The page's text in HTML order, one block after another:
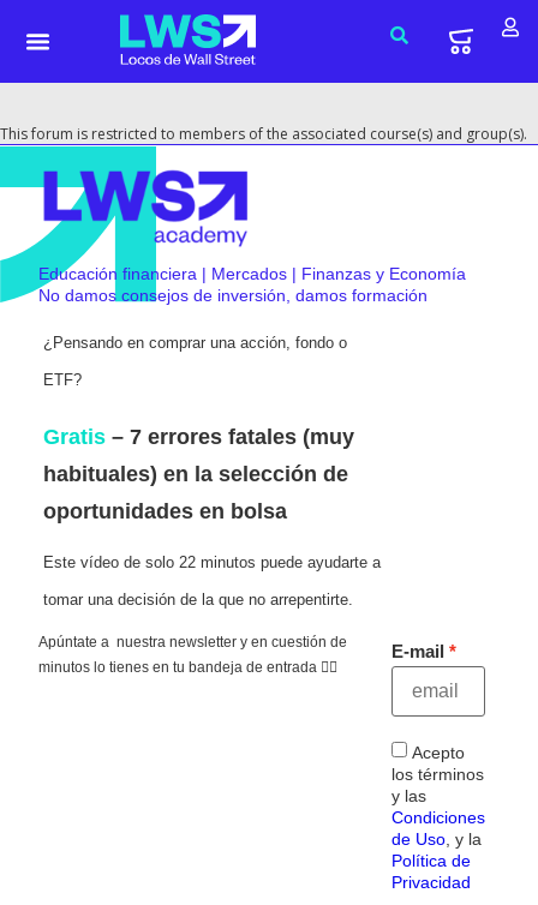
This forum is restricted to members of the associated course(s) and group(s).
Educación financiera | Mercados | Finanzas y Economía
No damos consejos de inversión, damos formación
¿Pensando en comprar una acción, fondo o
ETF?
Gratis – 7 errores fatales (muy
habituales) en la selección de
oportunidades en bolsa
Este vídeo de solo 22 minutos puede ayudarte a
tomar una decisión de la que no arrepentirte.
Apúntate a nuestra newsletter y en cuestión de
minutos lo tienes en tu bandeja de entrada 👇🏻
E-mail
Acepto
los términos
y las
Condiciones
de Uso, y la
Política de
Privacidad